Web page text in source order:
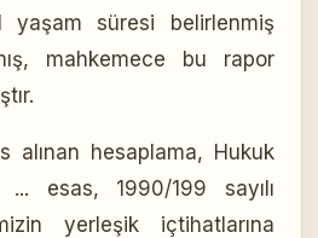
yaşam süresi belirlenmiş
mahkemece bu rapor
alınan hesaplama, Hukuk
... esas, 1990/199 sayılı
yerleşik içtihatlarına